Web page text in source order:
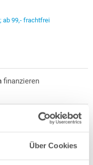
Über Cookies
ab 99,- frachtfrei
finanzieren
in Germany- bestehend